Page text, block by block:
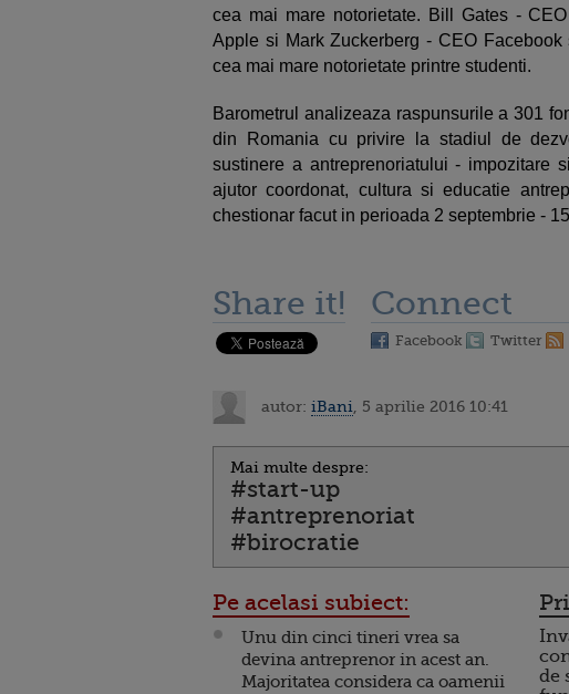
cea mai mare notorietate. Bill Gates -
Apple si Mark Zuckerberg - CEO
cea mai mare notorietate printre studenti.
Barometrul analizeaza raspunsurile a 301
din Romania cu privire la stadiul de
sustinere a antreprenoriatului - impozitare
ajutor coordonat, cultura si educatie
chestionar facut in perioada 2 septembrie -
Share it! Connect
Facebook Twitter
autor: iBani , 5 aprilie 2016 10:41
Mai multe despre:
#start-up
#antreprenoriat
#birocratie
Pe acelasi subiect:
Unu din cinci tineri vrea sa
devina antreprenor in acest an.
Majoritatea considera ca oamenii
de